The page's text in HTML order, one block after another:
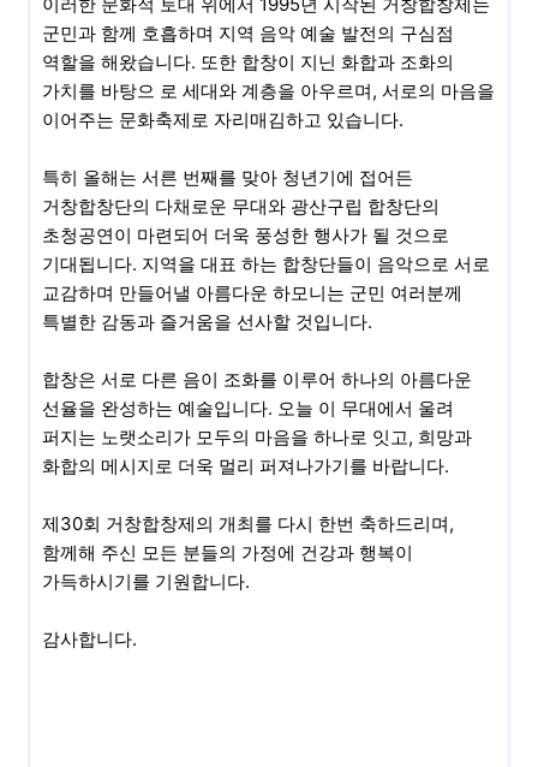
군민과 함께 호흡하며 지역 음악 예술 발전의 구심점
역할을 해왔습니다. 또한 합창이 지닌 화합과 조화의
가치를 바탕으 로 세대와 계층을 아우르며, 서로의 마음을
이어주는 문화축제로 자리매김하고 있습니다.
특히 올해는 서른 번째를 맞아 청년기에 접어든
거창합창단의 다채로운 무대와 광산구립 합창단의
초청공연이 마련되어 더욱 풍성한 행사가 될 것으로
기대됩니다. 지역을 대표 하는 합창단들이 음악으로 서로
교감하며 만들어낼 아름다운 하모니는 군민 여러분께
특별한 감동과 즐거움을 선사할 것입니다.
합창은 서로 다른 음이 조화를 이루어 하나의 아름다운
선율을 완성하는 예술입니다. 오늘 이 무대에서 울려
퍼지는 노랫소리가 모두의 마음을 하나로 잇고, 희망과
화합의 메시지로 더욱 멀리 퍼져나가기를 바랍니다.
제30회 거창합창제의 개최를 다시 한번 축하드리며,
함께해 주신 모든 분들의 가정에 건강과 행복이
가득하시기를 기원합니다.
감사합니다.